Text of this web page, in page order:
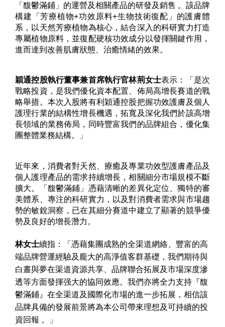
「馥鬱滿鋪」的運營及相關產品的研發及銷售 。該品牌
構建「芳療植物+功效原料+生物技術復配」的護膚體
系，以天然芳療植物為核心，結合深入的科研實力打造
專屬植物原料，並復配硬核功效成分以發揮關鍵作用，
進而達到改善肌膚狀態、治癒情緒的效果。
穎通控股執行董事兼首席執行官林荊女士表示：「是次
戰略投資，是我們優化資本配置、佈局高增長賽道的戰
略舉措。本次入股將有利穎通控股把握功效護膚及個人
護理行業的結構性增長機遇，拓寬及深化我們於該高增
長領域的業務佈局，同時豐富我們的品牌組合，優化集
團整體業務結構。」
近年來，消費者對天然、療癒及專業功效型護膚產品及
個人護理產品的需求持續增長，相關細分市場規模不斷
擴大。「馥鬱滿鋪」憑藉清晰的差異化定位、獨特的審
美體系、專注的科研實力，以及對消費者需求與市場趨
勢的敏銳洞察，已在其細分賽道中建立了顯著的競爭優
勢及良好的增長潛力。
林女士續指：「憑藉集團成熟的全渠道網絡、豐富的高
端品牌營運經驗及龐大的高淨值客群基礎，我們期待與
白晝與夢在渠道資源共享、品牌聯合拓展及市場深度滲
透等方面發揮强大的協同效應。我們亦將全力支持『馥
鬱滿鋪』在全渠道及國際化市場的進一步拓展，相信該
品牌具備的發展前景將為本公司帶來理想及可持續的投
資回報 。」